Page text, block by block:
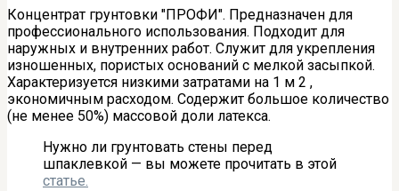
Концентрат грунтовки "ПРОФИ". Предназначен для
профессионального использования. Подходит для
наружных и внутренних работ. Служит для укрепления
изношенных, пористых оснований с мелкой засыпкой.
Характеризуется низкими затратами на 1 м 2 ,
экономичным расходом. Содержит большое количество
(не менее 50%) массовой доли латекса.
Нужно ли грунтовать стены перед
шпаклевкой — вы можете прочитать в этой
статье.